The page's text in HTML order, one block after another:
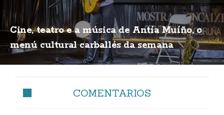
Cine, teatro e a música de Antía Muíño, o
menú cultural carballés da semana
COMENTARIOS